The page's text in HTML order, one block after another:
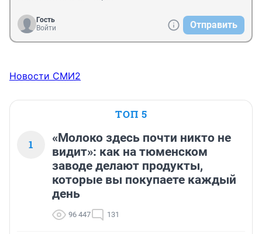
Гость
Войти
Отправить
Новости СМИ2
ТОП 5
1
«Молоко здесь почти никто не
видит»: как на тюменском
заводе делают продукты,
которые вы покупаете каждый
день
96 447 131